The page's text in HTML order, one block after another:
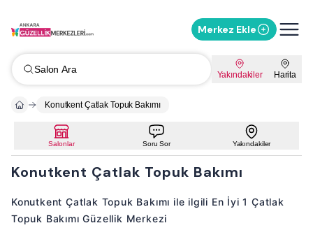
Merkez Ekle
Salon Ara Yakındakiler Harita
Konutkent Çatlak Topuk Bakımı
Salonlar Soru Sor Yakındakiler
Konutkent Çatlak Topuk Bakımı
Konutkent Çatlak Topuk Bakımı ile ilgili En İyi 1 Çatlak
Topuk Bakımı Güzellik Merkezi